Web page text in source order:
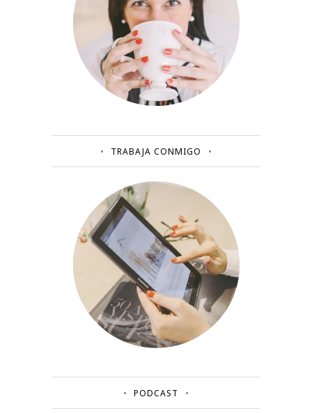
TRABAJA CONMIGO
PODCAST